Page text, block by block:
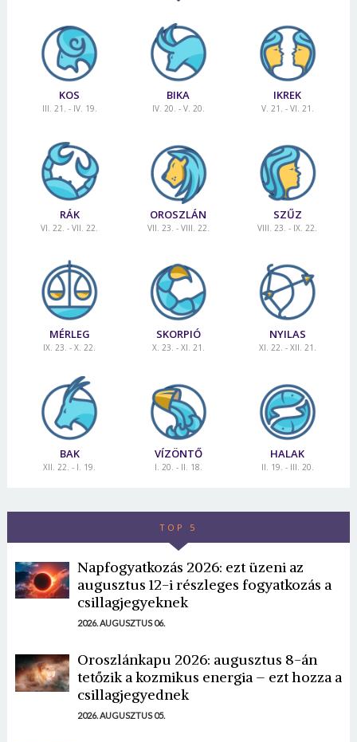
KOS
III. 21. - IV. 19.
BIKA
IV. 20. - V. 20.
IKREK
V. 21. - VI. 21.
RÁK
VI. 22. - VII. 22.
OROSZLÁN
VII. 23. - VIII. 22.
SZŰZ
VIII. 23. - IX. 22.
MÉRLEG
IX. 23. - X. 22.
SKORPIÓ
X. 23. - XI. 21.
NYILAS
XI. 22. - XII. 21.
BAK
XII. 22. - I. 19.
VÍZÖNTŐ
I. 20. - II. 18.
HALAK
II. 19. - III. 20.
TOP 5
Napfogyatkozás 2026: ezt üzeni az
augusztus 12-i részleges fogyatkozás a
csillagjegyeknek
2026. AUGUSZTUS 06.
Oroszlánkapu 2026: augusztus 8-án
tetőzik a kozmikus energia – ezt hozza a
csillagjegyednek
2026. AUGUSZTUS 05.